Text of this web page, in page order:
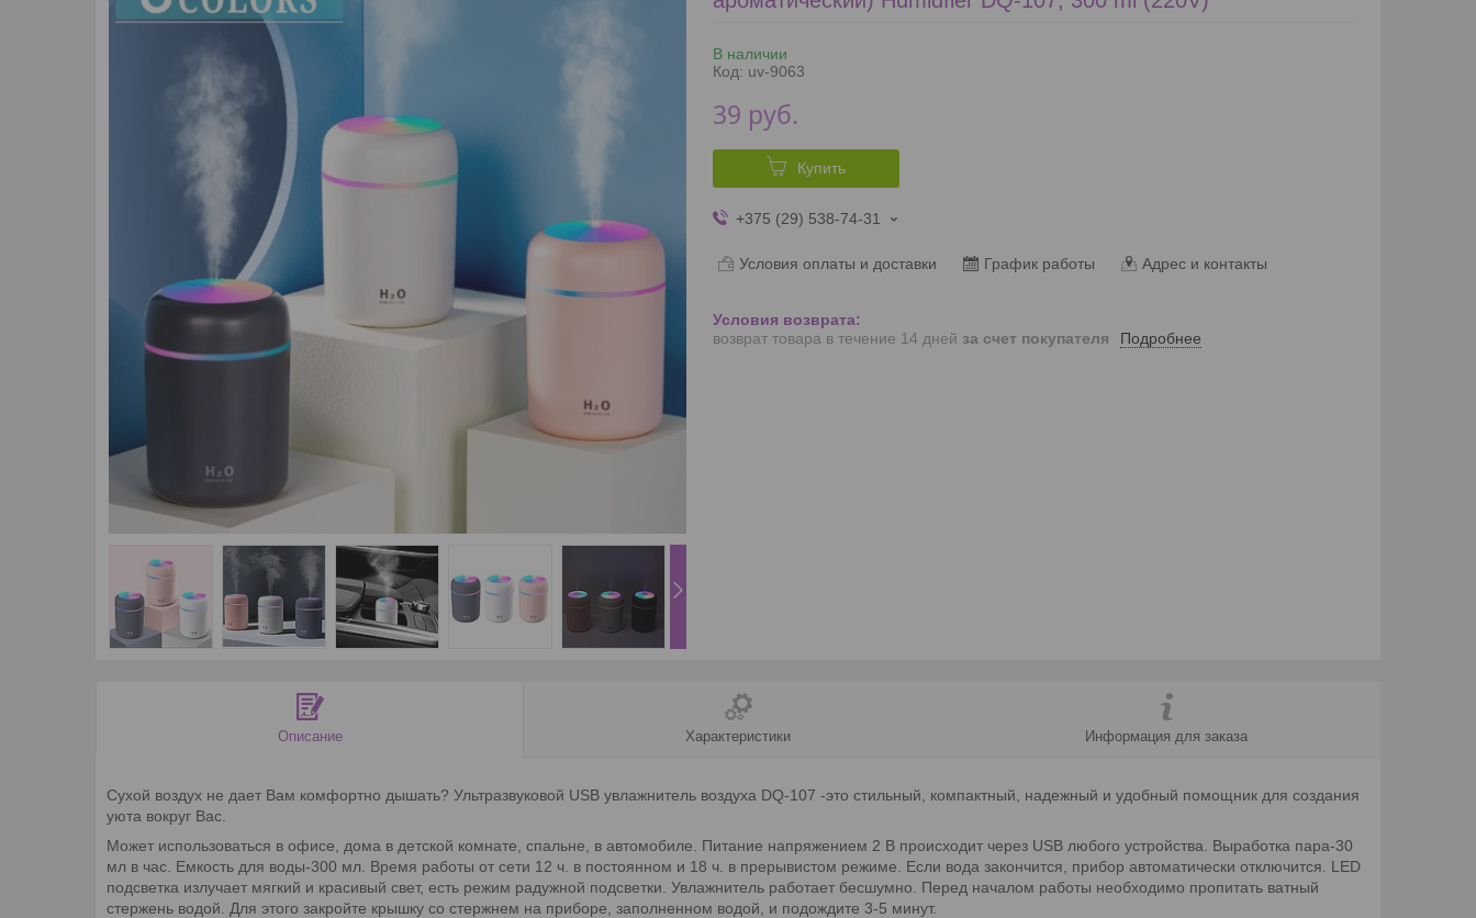
В наличии
Код: uv-9063
39 руб.
Купить
+375 (29) 538-74-31
Условия оплаты и доставки График работы Адрес и контакты
возврат товара в течение 14 дней за счет покупателя Подробнее
Описание Характеристики Информация для заказа
Сухой воздух не дает Вам комфортно дышать? Ультразвуковой USB увлажнитель воздуха DQ-107 -это стильный, компактный, надежный и удобный помощник для создания
уюта вокруг Вас.
Может использоваться в офисе, дома в детской комнате, спальне, в автомобиле. Питание напряжением 2 В происходит через USB любого устройства. Выработка пара-30
мл в час. Емкость для воды-300 мл. Время работы от сети 12 ч. в постоянном и 18 ч. в прерывистом режиме. Если вода закончится, прибор автоматически отключится. LED
подсветка излучает мягкий и красивый свет, есть режим радужной подсветки. Увлажнитель работает бесшумно. Перед началом работы необходимо пропитать ватный
стержень водой. Для этого закройте крышку со стержнем на приборе, заполненном водой, и подождите 3-5 минут.